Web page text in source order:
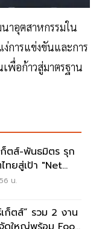
าอุตสาหกรรมใน
การแข่งขันและการ
พื่อก้าวสู่มาตรฐาน
ก็ตส์-พันธมิตร รุก
ทยสู่เป้า "Net
น.
ก็ตส์” รวม 2 งาน